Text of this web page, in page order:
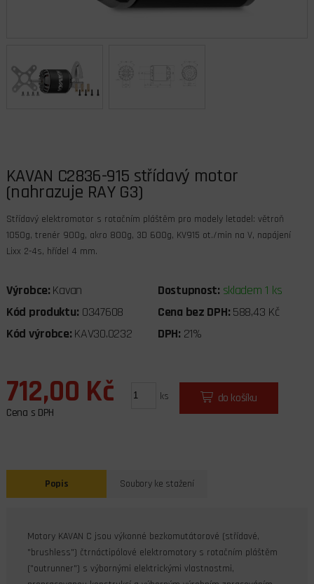
KAVAN C2836-915 střídavý motor
(nahrazuje RAY G3)
Střídavý elektromotor s rotačním pláštěm pro modely letadel: větroň
1050g, trenér 900g, akro 800g, 3D 600g, KV915 ot./min na V, napájení
Lixx 2-4s, hřídel 4 mm.
Výrobce: Kavan Dostupnost: skladem 1 ks
Kód produktu: 0347608 Cena bez DPH: 588,43 Kč
Kód výrobce: KAV30.0232 DPH: 21%
712,00 Kč
Cena s DPH
ks do košíku
Popis Soubory ke stažení
Motory KAVAN C jsou výkonné bezkomutátorové (střídavé,
"brushless") čtrnáctipólové elektromotory s rotačním pláštěm
("outrunner") s výbornými elektrickými vlastnostmi,